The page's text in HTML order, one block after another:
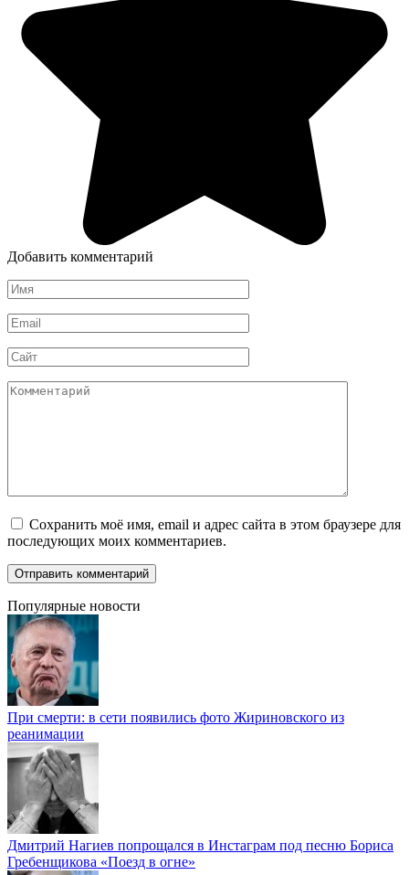
Добавить комментарий
Имя
*
Email
*
Сайт
Комментарий
Сохранить моё имя, email и адрес сайта в этом браузере для
последующих моих комментариев.
Популярные новости
При смерти: в сети появились фото Жириновского из
реанимации
Дмитрий Нагиев попрощался в Инстаграм под песню Бориса
Гребенщикова «Поезд в огне»